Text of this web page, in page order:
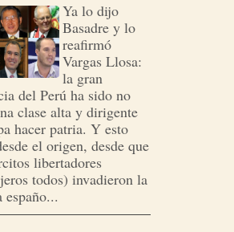
Ya lo dijo
Basadre y lo
reafirmó
Vargas Llosa:
la gran
del Perú ha sido no
clase alta y dirigente
hacer patria. Y esto
el origen, desde que
libertadores
todos) invadieron la